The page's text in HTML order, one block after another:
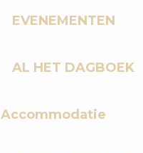
EVENEMENTEN
AL HET DAGBOEK
Accommodatie
Club Les Gets
Ecotoerisme